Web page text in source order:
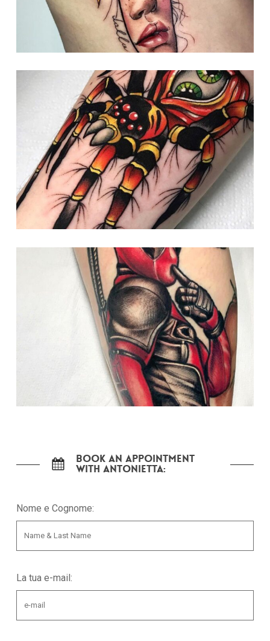
Nessun prodotto nel carrello.
Go To Shop
Book an appointment
with Antonietta:
Nome e Cognome:
La tua e-mail: